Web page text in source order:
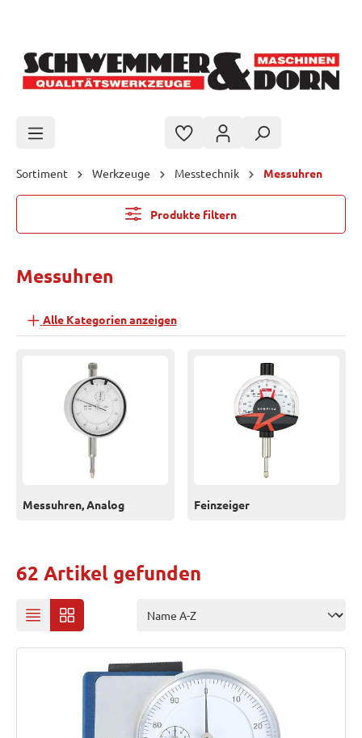
Sortiment Werkzeuge Messtechnik Messuhren
Produkte filtern
Messuhren
Alle Kategorien anzeigen
Messuhren, Analog Feinzeiger
62 Artikel gefunden